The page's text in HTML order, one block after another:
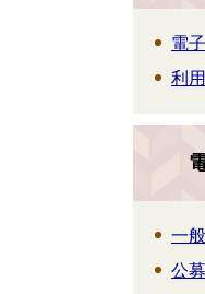
電
利
一
公